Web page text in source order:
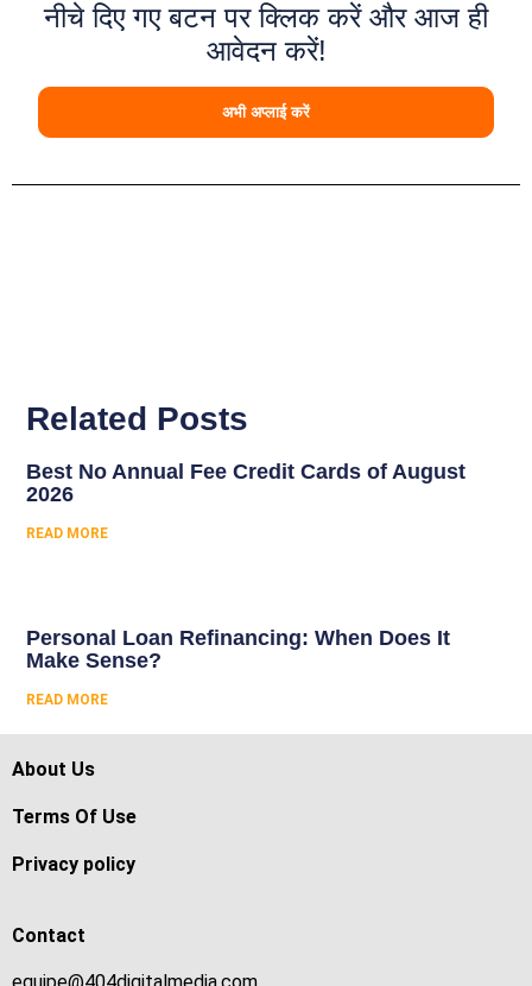
नीचे दिए गए बटन पर क्लिक करें और आज ही
आवेदन करें!
अभी अप्लाई करें
Related Posts
Best No Annual Fee Credit Cards of August
2026
READ MORE
Personal Loan Refinancing: When Does It
Make Sense?
READ MORE
About Us
Terms Of Use
Privacy policy
Contact
equipe@404digitalmedia.com